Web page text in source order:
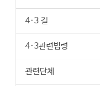
4·3 길
4·3관련법령
관련단체